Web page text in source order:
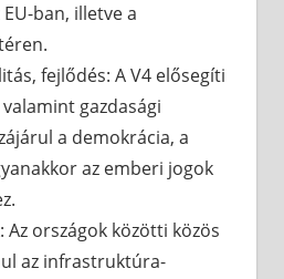
ban, illetve a
fejlődés: A V4 elősegíti
gazdasági
a demokrácia, a
az emberi jogok
Az országok közötti közös
az infrastruktúra-